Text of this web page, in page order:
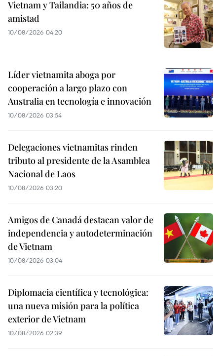
Vietnam y Tailandia: 50 años de
amistad
10/08/2026 04:20
Líder vietnamita aboga por
cooperación a largo plazo con
Australia en tecnología e innovación
10/08/2026 03:54
Delegaciones vietnamitas rinden
tributo al presidente de la Asamblea
Nacional de Laos
10/08/2026 03:20
Amigos de Canadá destacan valor de
independencia y autodeterminación
de Vietnam
10/08/2026 03:04
Diplomacia científica y tecnológica:
una nueva misión para la política
exterior de Vietnam
10/08/2026 02:39